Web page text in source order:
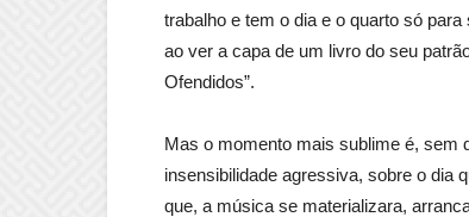
trabalho e tem o dia e o quarto só
ao ver a capa de um livro do seu
Ofendidos”.
Mas o momento mais sublime é, sem
insensibilidade agressiva, sobre o dia
que, a música se materializara,